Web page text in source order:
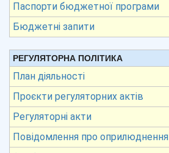
Паспорти бюджетної програми
Бюджетні запити
РЕГУЛЯТОРНА ПОЛІТИКА
План діяльності
Проєкти регуляторних актів
Регуляторні акти
Повідомлення про оприлюднення